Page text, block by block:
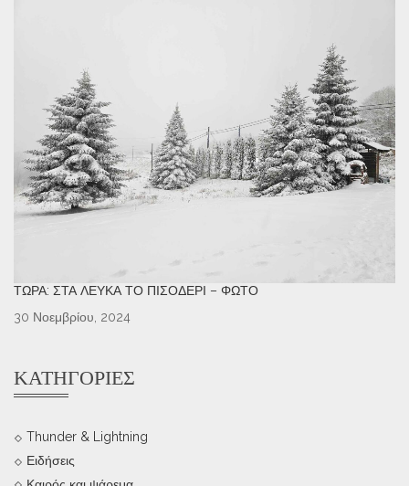
ΤΏΡΑ: ΣΤΑ ΛΕΥΚΆ ΤΟ ΠΙΣΟΔΈΡΙ – ΦΩΤΌ
30 Νοεμβρίου, 2024
ΚΑΤΗΓΟΡΊΕΣ
Thunder & Lightning
Ειδήσεις